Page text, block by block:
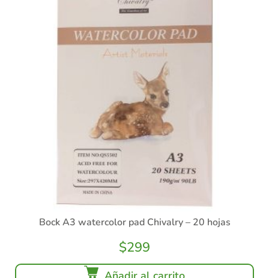
Bock A3 watercolor pad Chivalry – 20 hojas
$299